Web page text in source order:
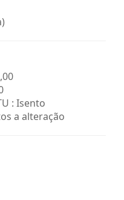
: Isento
a alteração